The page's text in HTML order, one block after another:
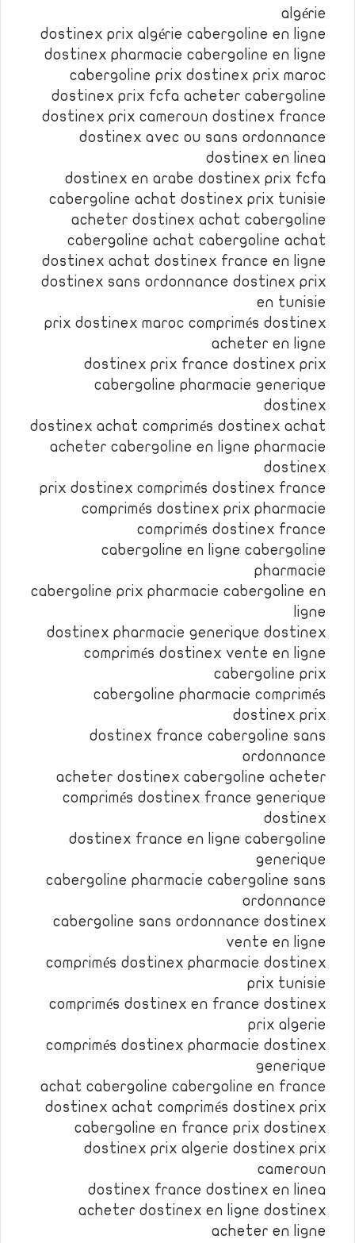
algérie
dostinex prix algérie cabergoline en ligne
dostinex pharmacie cabergoline en ligne
cabergoline prix dostinex prix maroc
dostinex prix fcfa acheter cabergoline
dostinex prix cameroun dostinex france
dostinex avec ou sans ordonnance
dostinex en linea
dostinex en arabe dostinex prix fcfa
cabergoline achat dostinex prix tunisie
acheter dostinex achat cabergoline
cabergoline achat cabergoline achat
dostinex achat dostinex france en ligne
dostinex sans ordonnance dostinex prix
en tunisie
prix dostinex maroc comprimés dostinex
acheter en ligne
dostinex prix france dostinex prix
cabergoline pharmacie generique
dostinex
dostinex achat comprimés dostinex achat
acheter cabergoline en ligne pharmacie
dostinex
prix dostinex comprimés dostinex france
comprimés dostinex prix pharmacie
comprimés dostinex france
cabergoline en ligne cabergoline
pharmacie
cabergoline prix pharmacie cabergoline en
ligne
dostinex pharmacie generique dostinex
comprimés dostinex vente en ligne
cabergoline prix
cabergoline pharmacie comprimés
dostinex prix
dostinex france cabergoline sans
ordonnance
acheter dostinex cabergoline acheter
comprimés dostinex france generique
dostinex
dostinex france en ligne cabergoline
generique
cabergoline pharmacie cabergoline sans
ordonnance
cabergoline sans ordonnance dostinex
vente en ligne
comprimés dostinex pharmacie dostinex
prix tunisie
comprimés dostinex en france dostinex
prix algerie
comprimés dostinex pharmacie dostinex
generique
achat cabergoline cabergoline en france
dostinex achat comprimés dostinex prix
cabergoline en france prix dostinex
dostinex prix algerie dostinex prix
cameroun
dostinex france dostinex en linea
acheter dostinex en ligne dostinex
acheter en ligne